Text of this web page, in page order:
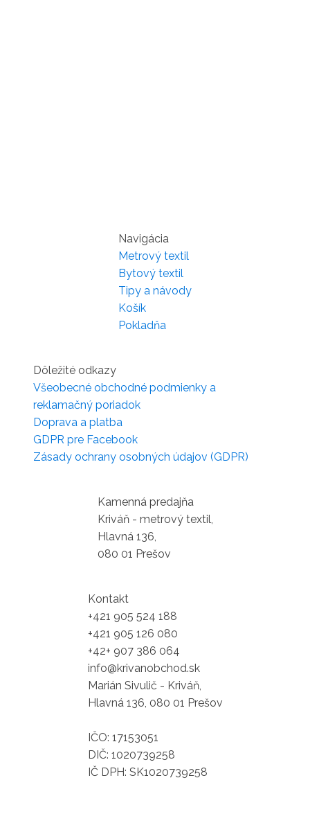
Navigácia
Metrový textil
Bytový textil
Tipy a návody
Košík
Pokladňa
Dôležité odkazy
Všeobecné obchodné podmienky a
reklamačný poriadok
Doprava a platba
GDPR pre Facebook
Zásady ochrany osobných údajov (GDPR)
Kamenná predajňa
Kriváň - metrový textil,
Hlavná 136,
080 01 Prešov
Kontakt
+421 905 524 188
+421 905 126 080
+42+ 907 386 064
info@krivanobchod.sk
Marián Sivulič - Kriváň,
Hlavná 136, 080 01 Prešov
IČO: 17153051
DIČ: 1020739258
IČ DPH: SK1020739258